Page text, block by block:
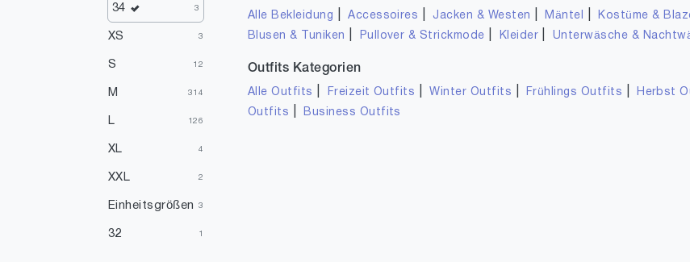
34 3
XS 3
S 12
M 314
L 126
XL 4
XXL 2
Einheitsgrößen 3
32 1
Alle Bekleidung |Accessoires Jacken & Westen Mäntel Kostüme &
Blusen & Tuniken Pullover & Strickmode Kleider Unterwäsche &
Outfits Kategorien
Alle Outfits Freizeit Outfits |Winter Outfits Frühlings Outfits Herbst
Outfits
Business Outfits